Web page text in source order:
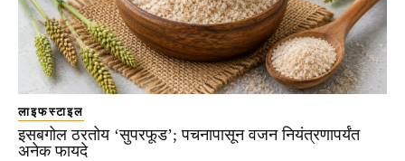
लाइफस्टाइल
इसबगोल ठरतोय ‘सुपरफूड’; पचनापासून वजन नियंत्रणापर्यंत
अनेक फायदे